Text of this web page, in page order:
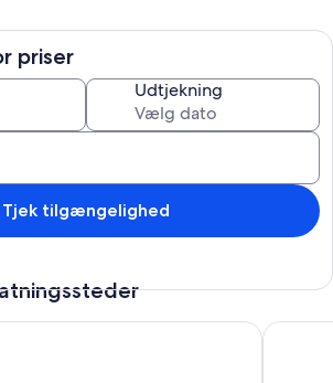
et soveværelse med skrivebord og stort spejl
med toilet og et bryggers.
marmorgulve og skifertrapper.
priser
Udtjekning
Tjek tilgængelighed
Promenade des Anglais-Carré d'Or